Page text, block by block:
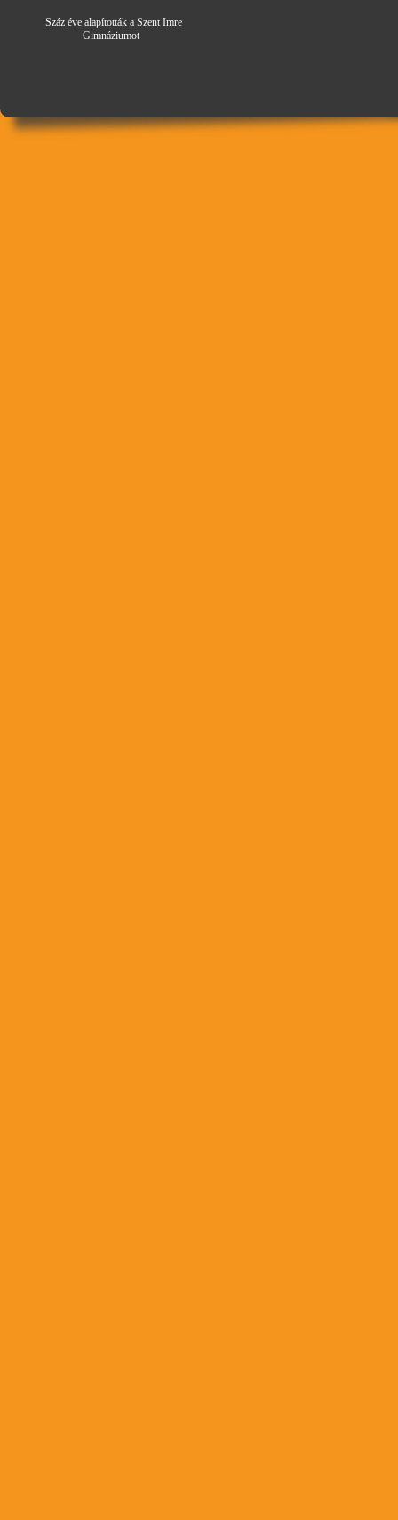
Száz éve alapították a Szent Imre
Gimnáziumot